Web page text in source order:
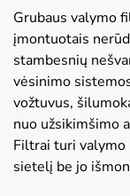
Grubaus valymo
įmontuotais
stambesnių
vėsinimo
vožtuvus,
nuo užsikimšimo
Filtrai turi
sietelį be jo